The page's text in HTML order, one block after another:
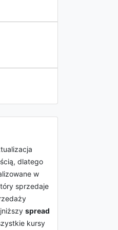
dlatego
w
sprzedaje
spread
kursy